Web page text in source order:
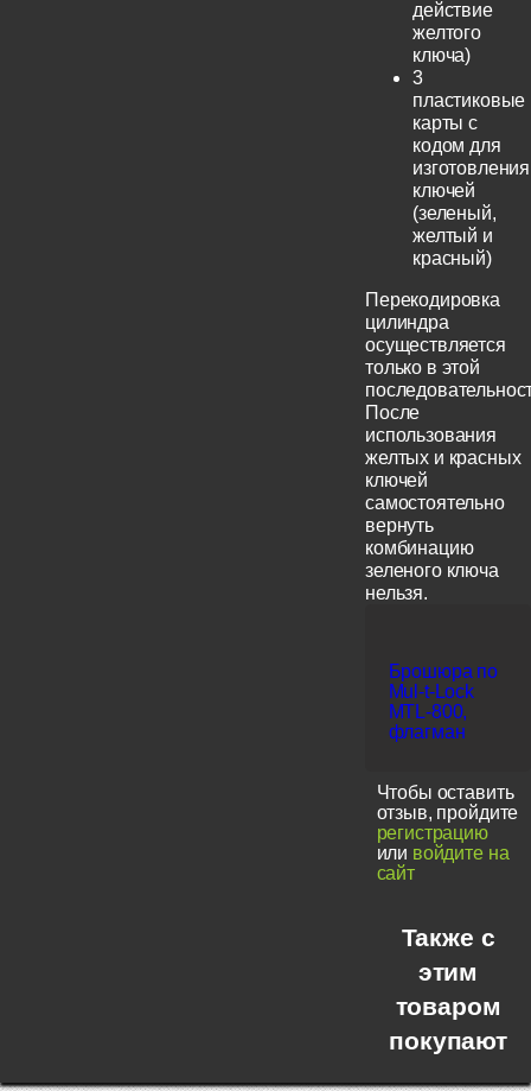
действие
желтого
ключа)
3
пластиковые
карты с
кодом для
изготовления
ключей
(зеленый,
желтый и
красный)
Перекодировка
цилиндра
осуществляется
только в этой
После
использования
желтых и красных
ключей
самостоятельно
вернуть
комбинацию
зеленого ключа
нельзя.
Брошюра по
Mul-t-Lock
MTL-800,
флагман
Чтобы оставить
отзыв, пройдите
регистрацию
или войдите на
сайт
Также с
этим
товаром
покупают